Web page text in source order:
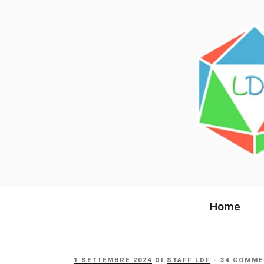
Home
PUBBLICATO
1 SETTEMBRE 2024 DI STAFF LDF - 34